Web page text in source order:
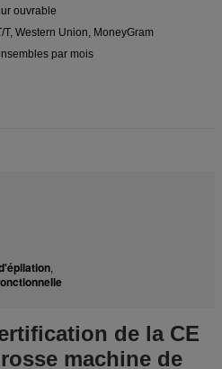
ouvrable
T, Western Union, MoneyGram
par mois
,
de la CE
machine de